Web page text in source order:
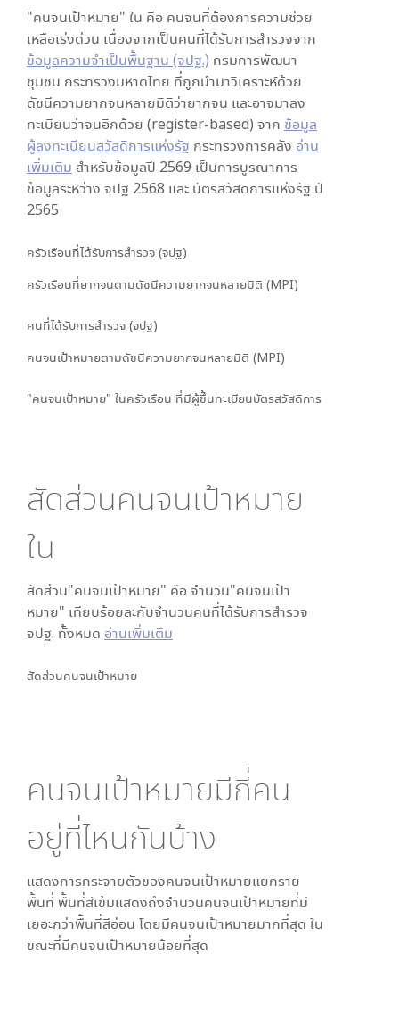
"คนจนเป้าหมาย" ใน คือ คนจนที่ต้องการความช่วย
เหลือเร่งด่วน เนื่องจากเป็นคนที่ได้รับการสำรวจจาก
ข้อมูลความจำเป็นพื้นฐาน (จปฐ.) กรมการพัฒนา
ชุมชน กระทรวงมหาดไทย ที่ถูกนำมาวิเคราะห์ด้วย
ดัชนีความยากจนหลายมิติว่ายากจน และอาจมาลง
ทะเบียนว่าจนอีกด้วย (register-based) จาก ข้อมูล
ผู้ลงทะเบียนสวัสดิการแห่งรัฐ กระทรวงการคลัง อ่าน
เพิ่มเติม สำหรับข้อมูลปี 2569 เป็นการบูรณาการ
ข้อมูลระหว่าง จปฐ 2568 และ บัตรสวัสดิการแห่งรัฐ ปี
2565
ครัวเรือนที่ได้รับการสำรวจ (จปฐ)
ครัวเรือนที่ยากจนตามดัชนีความยากจนหลายมิติ (MPI)
คนที่ได้รับการสำรวจ (จปฐ)
คนจนเป้าหมายตามดัชนีความยากจนหลายมิติ (MPI)
"คนจนเป้าหมาย" ในครัวเรือน ที่มีผู้ขึ้นทะเบียนบัตรสวัสดิการ
สัดส่วนคนจนเป้าหมาย
ใน
สัดส่วน"คนจนเป้าหมาย" คือ จำนวน"คนจนเป้า
หมาย" เทียบร้อยละกับจำนวนคนที่ได้รับการสำรวจ
จปฐ. ทั้งหมด อ่านเพิ่มเติม
สัดส่วนคนจนเป้าหมาย
คนจนเป้าหมายมีกี่คน
อยู่ที่ไหนกันบ้าง
แสดงการกระจายตัวของคนจนเป้าหมายแยกราย
พื้นที่ พื้นที่สีเข้มแสดงถึงจำนวนคนจนเป้าหมายที่มี
เยอะกว่าพื้นที่สีอ่อน โดยมีคนจนเป้าหมายมากที่สุด ใน
ขณะที่มีคนจนเป้าหมายน้อยที่สุด